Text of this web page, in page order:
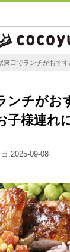
東口でランチがおす
ンチがお
子様連れ
:2025-09-08